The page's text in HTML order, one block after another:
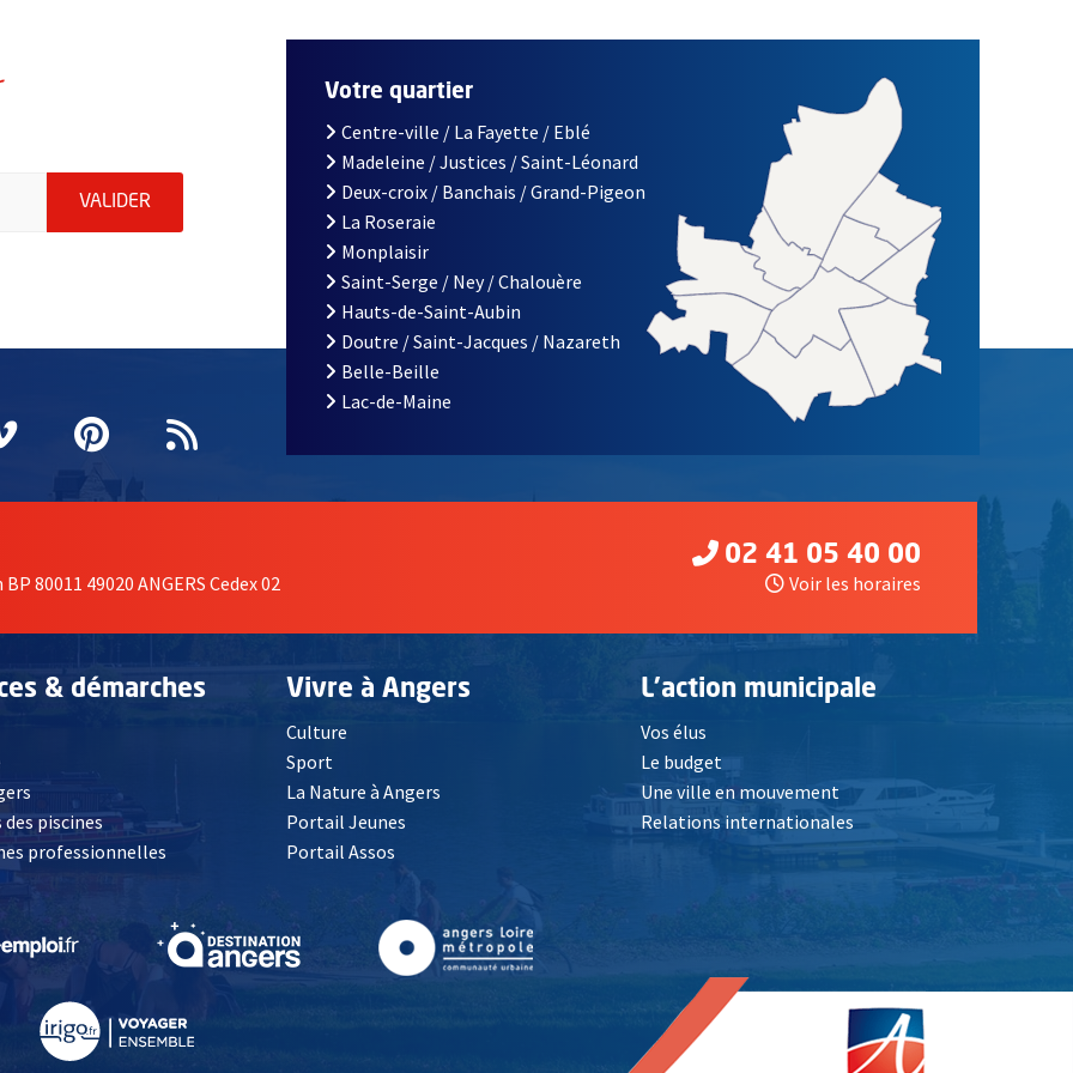
indiquez votre email (champ obligatoire)
VALIDER ENVOYER MA DEMANDE D'INSCRIPTION À LA LETTRE D'INFORMATION DE LA VILLE D'ANGERS
fenêtrefenêtre
une nouvelle fenêtre
Vimeo
, Ouvre une nouvelle fenêtre
Pinterest
, Ouvre une nouvelle fenêtre
Flux RSS
Votre quartier
Centre-ville / La Fayette / Eblé
Madeleine / Justices / Saint-Léonard
Deux-croix / Banchais / Grand-Pigeon
La Roseraie
Monplaisir
Saint-Serge / Ney / Chalouère
Hauts-de-Saint-Aubin
Doutre / Saint-Jacques / Nazareth
Belle-Beille
Lac-de-Maine
80011 49020 ANGERS Cedex 02
02 41 05 40 00
Voir les horaires
& démarches
, Ouvre une nouvelle fenêtre
piscines
professionnelles
Vivre à Angers
Culture
Sport
La Nature à Angers
Portail Jeunes
Portail Assos
L'action municipale
Vos élus
Le budget
Une ville en mouvement
Relations internationales
fenêtre , Ouvre une nouvelle fenêtre , Ouvre une nouvelle fenêtre, Ouvre une nouvelle fenêtre